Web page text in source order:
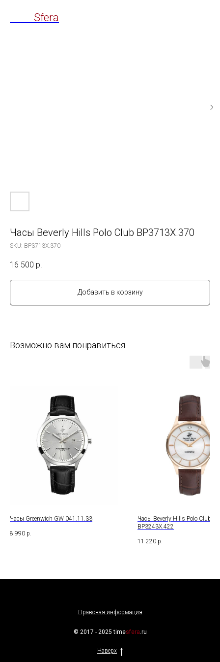
Sfera
Часы Beverly Hills Polo Club BP3713X.370
SKU: BP3713X.370
16 500 р.
Добавить в корзину
Возможно вам понравиться
Часы Greenwich GW 041.11.33
8 990 р.
Часы Beverly Hills Polo Club
BP3243X.422
11 220 р.
Правовая информация
© 2017 - 2025 timesfera.ru
Наверх